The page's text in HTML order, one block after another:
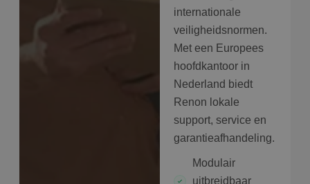
internationale
veiligheidsnormen.
Met een Europees
hoofdkantoor in
Nederland biedt
Renon lokale
support, service en
garantieafhandeling.
Modulair
uitbreidbaar